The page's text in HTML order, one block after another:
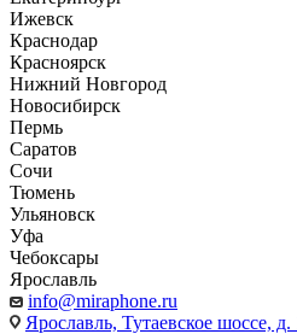
Ижевск
Краснодар
Красноярск
Нижний Новгород
Новосибирск
Пермь
Саратов
Сочи
Тюмень
Ульяновск
Уфа
Чебоксары
Ярославль
info@miraphone.ru
Ярославль, Тутаевское шоссе,